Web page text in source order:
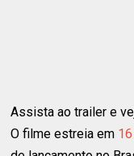
Assista ao trailer e
O filme estreia em